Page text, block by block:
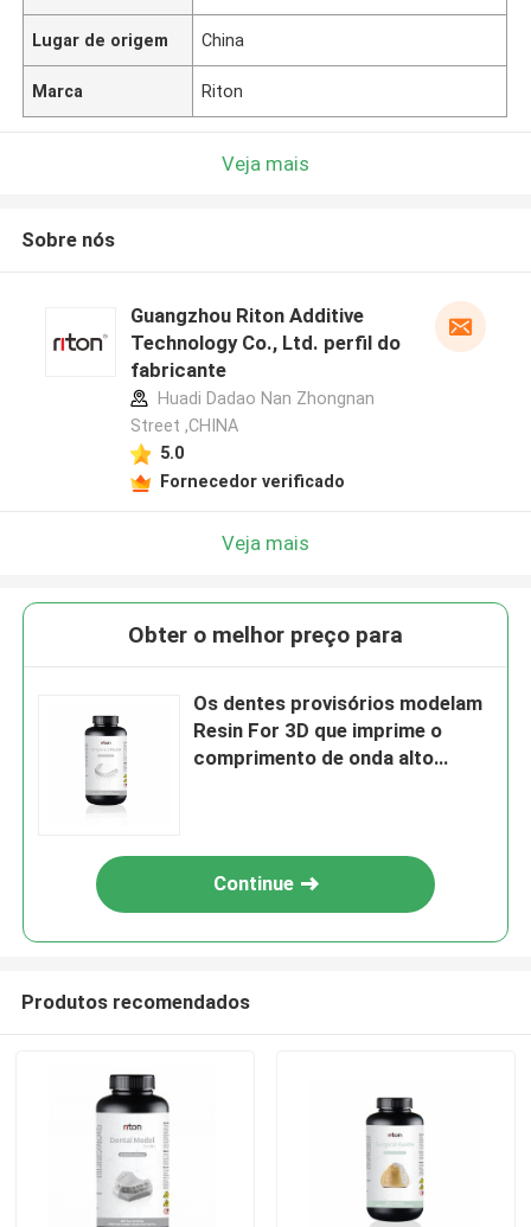
Lugar de origem China
Marca Riton
Veja mais
Sobre nós
Guangzhou Riton Additive
Technology Co., Ltd. perfil do
fabricante
Huadi Dadao Nan Zhongnan
Street ,CHINA
5.0
Fornecedor verificado
Veja mais
Obter o melhor preço para
Os dentes provisórios modelam
Resin For 3D que imprime o
comprimento de onda alto
Continue
Produtos recomendados